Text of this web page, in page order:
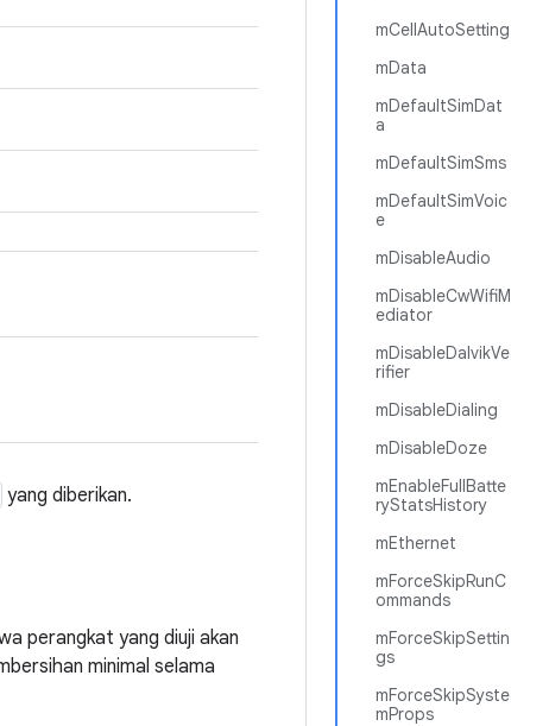
mCellAutoSetting
mData
mDefaultSimDat
a
mDefaultSimSms
mDefaultSimVoic
e
mDisableAudio
mDisableCwWifiM
ediator
mDisableDalvikVe
rifier
mDisableDialing
mDisableDoze
mEnableFullBatte
ryStatsHistory
mEthernet
mForceSkipRunC
ommands
mForceSkipSettin
gs
mForceSkipSyste
mProps
yang diberikan.
perangkat yang diuji akan
minimal selama